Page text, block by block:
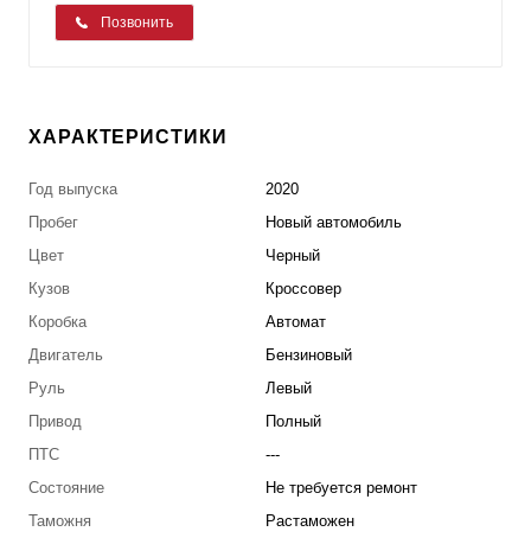
Позвонить
ХАРАКТЕРИСТИКИ
Год выпуска
2020
Пробег
Новый автомобиль
Цвет
Черный
Кузов
Кроссовер
Коробка
Автомат
Двигатель
Бензиновый
Руль
Левый
Привод
Полный
ПТС
---
Состояние
Не требуется ремонт
Таможня
Растаможен